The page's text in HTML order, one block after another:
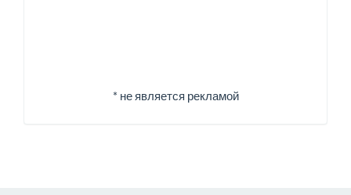
* не является рекламой